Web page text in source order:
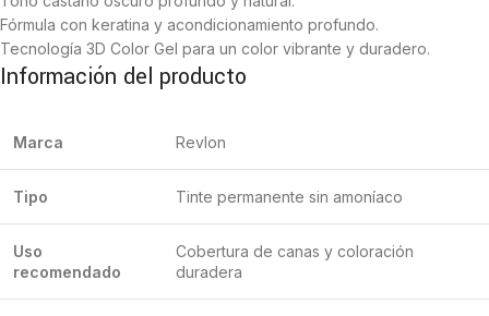
Fórmula con keratina y acondicionamiento profundo.
Tecnología 3D Color Gel para un color vibrante y duradero.
Información del producto
Marca Revlon
Tipo Tinte permanente sin amoníaco
Uso
recomendado
Cobertura de canas y coloración
duradera